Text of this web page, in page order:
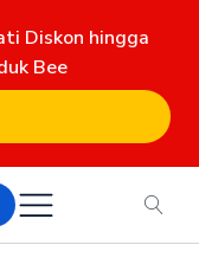
Diskon hingga
Bee